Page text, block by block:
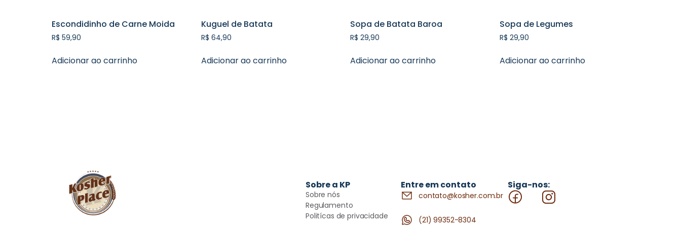
Escondidinho de Carne Moida
R$ 59,90
Adicionar ao carrinho
Kuguel de Batata
R$ 64,90
Adicionar ao carrinho
Sopa de Batata Baroa
R$ 29,90
Adicionar ao carrinho
Sopa de Legumes
R$ 29,90
Adicionar ao carrinho
Sobre a KP
Sobre nós
Regulamento
Politícas de privacidade
Entre em contato
contato@kosher.com.br
(21) 99352-8304
Siga-nos: